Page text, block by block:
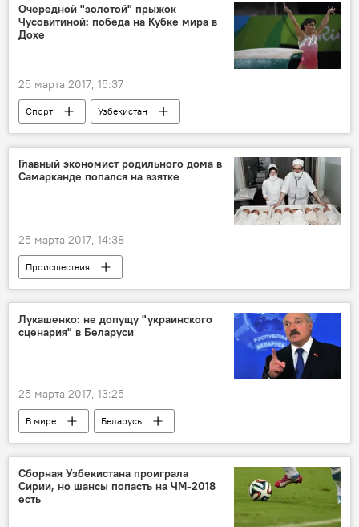
Очередной "золотой" прыжок
Чусовитиной: победа на Кубке мира в
Дохе
25 марта 2017, 15:37
Спорт
Узбекистан
Оксана Чусовитина
Главный экономист родильного дома в
Самарканде попался на взятке
25 марта 2017, 14:38
Происшествия
Лукашенко: не допущу "украинского
сценария" в Беларуси
25 марта 2017, 13:25
В мире
Беларусь
Александр Лукашенко
Сборная Узбекистана проиграла
Сирии, но шансы попасть на ЧМ-2018
есть